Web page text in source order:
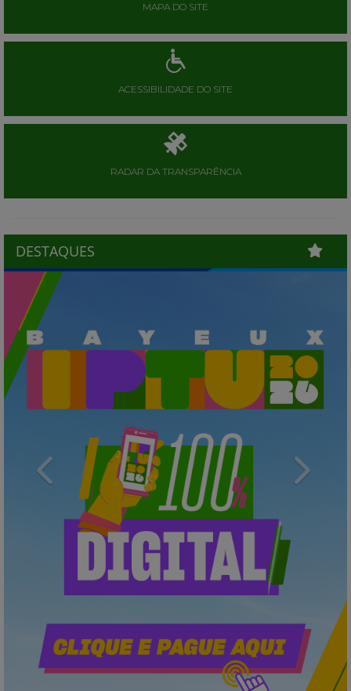
MAPA DO SITE
ACESSIBILIDADE DO SITE
RADAR DA TRANSPARÊNCIA
DESTAQUES
Previous Next